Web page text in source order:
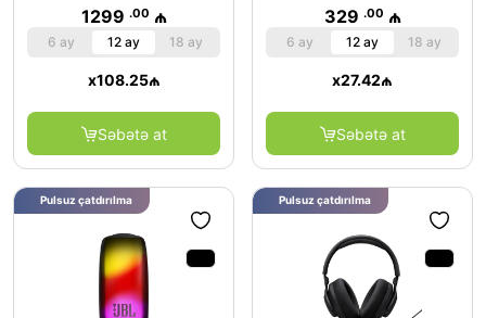
1299 .00 ₼
6 ay 12 ay 18 ay
x108.25₼
Səbətə at
329 .00 ₼
6 ay 12 ay 18 ay
x27.42₼
Səbətə at
Pulsuz çatdırılma Pulsuz çatdırılma